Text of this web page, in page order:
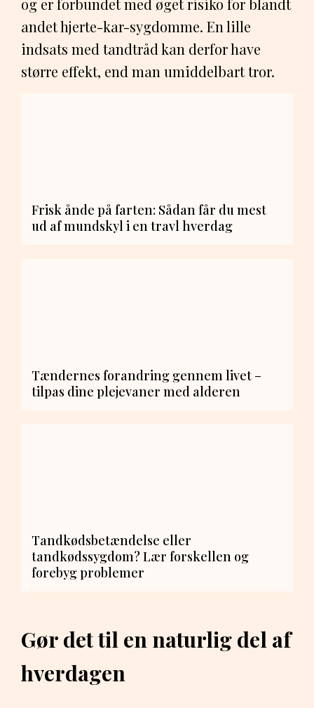
og er forbundet med øget risiko for blandt
andet hjerte-kar-sygdomme. En lille
indsats med tandtråd kan derfor have
større effekt, end man umiddelbart tror.
Frisk ånde på farten: Sådan får du mest
ud af mundskyl i en travl hverdag
Tændernes forandring gennem livet –
tilpas dine plejevaner med alderen
Tandkødsbetændelse eller
tandkødssygdom? Lær forskellen og
forebyg problemer
Gør det til en naturlig del af
hverdagen